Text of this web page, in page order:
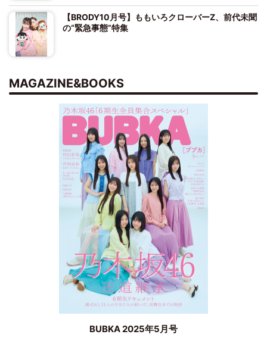
【BRODY10月号】ももいろクローバーZ、前代未聞
の“緊急事態”特集
MAGAZINE&BOOKS
BUBKA 2025年5月号